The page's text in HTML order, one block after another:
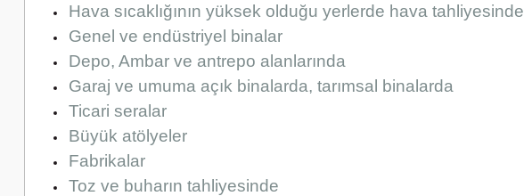
Hava sıcaklığının yüksek olduğu yerlerde hava tahliyesinde
Genel ve endüstriyel binalar
Depo, Ambar ve antrepo alanlarında
Garaj ve umuma açık binalarda, tarımsal binalarda
Ticari seralar
Büyük atölyeler
Fabrikalar
Toz ve buharın tahliyesinde